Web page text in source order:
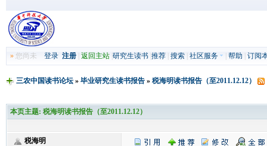
»您尚未 登录 注册| 返回主站| 研究生读书| 推荐| 搜索| 社区服务 帮助 订阅
三农中国读书论坛» 毕业研究生读书报告» 税海明读书报告（至2011.12.12）
本页主题: 税海明读书报告（至2011.12.12）
税海明